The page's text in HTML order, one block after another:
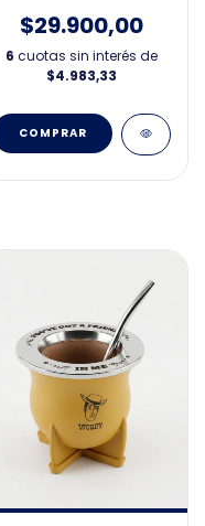
$29.900,00
6 cuotas sin interés de
$4.983,33